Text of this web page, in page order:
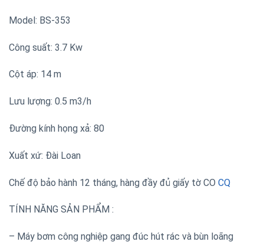
Model: BS-353
Công suất: 3.7 Kw
Cột áp: 14 m
Lưu lượng: 0.5 m3/h
Đường kính họng xả: 80
Xuất xứ: Đài Loan
Chế độ bảo hành 12 tháng, hàng đầy đủ giấy tờ CO CQ
TÍNH NĂNG SẢN PHẨM :
– Máy bơm công nghiệp gang đúc hút rác và bùn loãng